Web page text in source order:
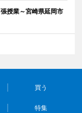
授業～宮崎県延岡市
買う
特集